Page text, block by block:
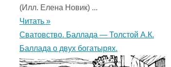
(Илл. Елена Новик) ...
Читать »
Сватовство. Баллада — Толстой А.К.
Баллада о двух богатырях.